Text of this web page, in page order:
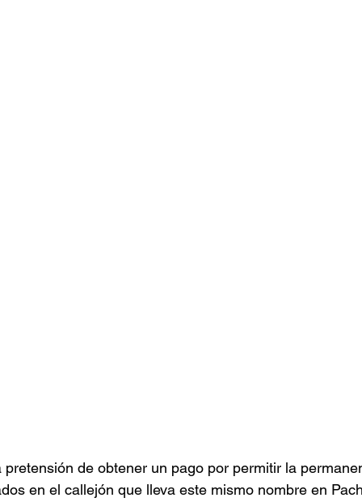
pretensión de obtener un pago por permitir la
en el callejón que lleva este mismo nombre en